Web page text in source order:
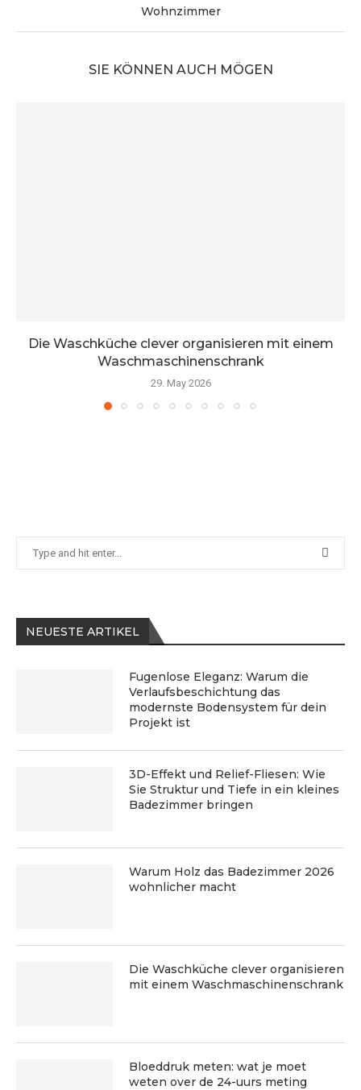
Wohnzimmer
SIE KÖNNEN AUCH MÖGEN
Die Waschküche clever organisieren mit einem
Waschmaschinenschrank
29. May 2026
NEUESTE ARTIKEL
Fugenlose Eleganz: Warum die
Verlaufsbeschichtung das
modernste Bodensystem für dein
Projekt ist
3D-Effekt und Relief-Fliesen: Wie
Sie Struktur und Tiefe in ein kleines
Badezimmer bringen
Warum Holz das Badezimmer 2026
wohnlicher macht
Die Waschküche clever organisieren
mit einem Waschmaschinenschrank
Bloeddruk meten: wat je moet
weten over de 24-uurs meting